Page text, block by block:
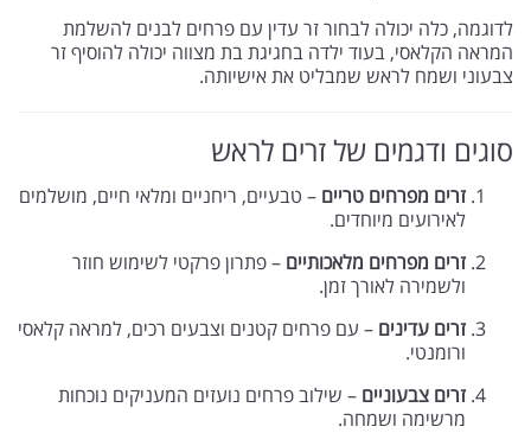
לדוגמה, כלה יכולה לבחור זר עדין עם פרחים לבנים להשלמת
המראה הקלאסי, בעוד ילדה בחגיגת בת מצווה יכולה להוסיף זר
צבעוני ושמח לראש שמבליט את אישיותה.
סוגים ודגמים של זרים לראש
זרים מפרחים טריים – טבעיים, ריחניים ומלאי חיים, מושלמים
לאירועים מיוחדים.
זרים מפרחים מלאכותיים – פתרון פרקטי לשימוש חוזר
ולשמירה לאורך זמן.
זרים עדינים – עם פרחים קטנים וצבעים רכים, למראה קלאסי
ורומנטי.
זרים צבעוניים – שילוב פרחים נועזים המעניקים נוכחות
מרשימה ושמחה.